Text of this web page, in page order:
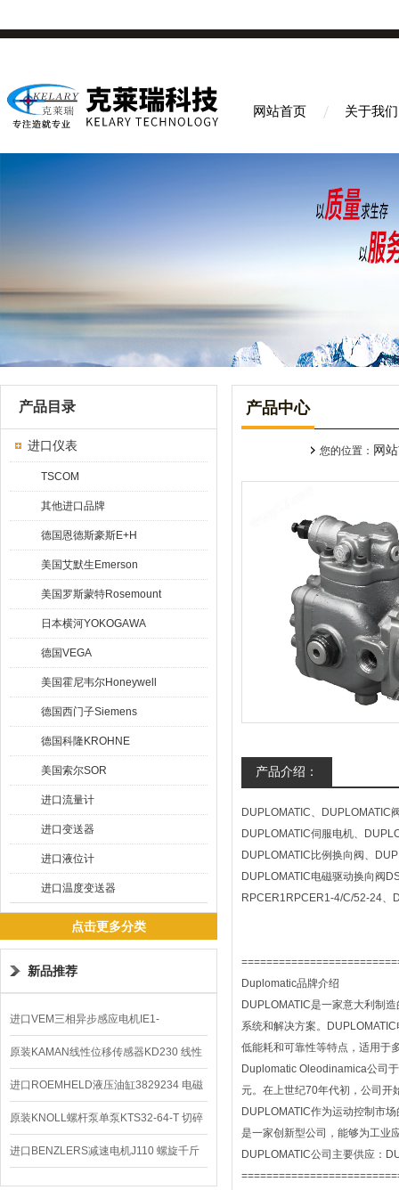
网站首页 关于我们
产品目录
进口仪表
TSCOM
其他进口品牌
德国恩德斯豪斯E+H
美国艾默生Emerson
美国罗斯蒙特Rosemount
日本横河YOKOGAWA
德国VEGA
美国霍尼韦尔Honeywell
德国西门子Siemens
德国科隆KROHNE
美国索尔SOR
进口流量计
进口变送器
进口液位计
进口温度变送器
点击更多分类
新品推荐
进口VEM三相异步感应电机IE1-
K21R80G4马达
原装KAMAN线性位移传感器KD230 线性
编码器
进口ROEMHELD液压油缸3829234 电磁
阀定位器
原装KNOLL螺杆泵单泵KTS32-64-T 切碎
排屑机
进口BENZLERS减速电机J110 螺旋千斤
顶BD-58
产品中心
您的位置： 网
产品介绍：
DUPLOMATIC、DUPLOMATIC
DUPLOMATIC伺服电机、
DUPLOMATIC比例换向阀、
DUPLOMATIC电磁驱动换向阀
RPCER1RPCER1-4/C/52-24、
Duplomatic品牌介绍
DUPLOMATIC是一家意大利制
系统和解决方案。
低能耗和可靠性等特点，适用于
Duplomatic Oleodinamica公司
元。在上世纪70年代初，公司开
DUPLOMATIC作为运动控制市
是一家创新型公司，能够为工业
DUPLOMATIC公司主要供应：